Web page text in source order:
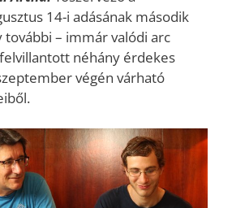
14-i adásának második
további – immár valódi arc
néhány érdekes
végén várható